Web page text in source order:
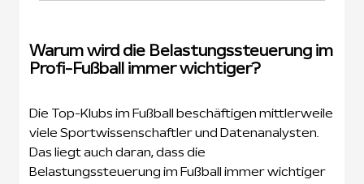
Warum wird die Belastungssteuerung im
Profi-Fußball immer wichtiger?
Die Top-Klubs im Fußball beschäftigen mittlerweile
viele Sportwissenschaftler und Datenanalysten.
Das liegt auch daran, dass die
Belastungssteuerung im Fußball immer wichtiger